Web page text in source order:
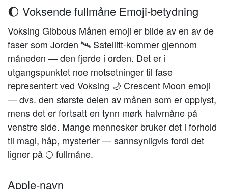
🌔 Voksende fullmåne Emoji-betydning
Voksing Gibbous Månen emoji er bilde av en av de
faser som Jorden 🛰️ Satellitt-kommer gjennom
måneden — den fjerde i orden. Det er i
utgangspunktet noe motsetninger til fase
representert ved Voksing 🌙 Crescent Moon emoji
— dvs. den største delen av månen som er opplyst,
mens det er fortsatt en tynn mørk halvmåne på
venstre side. Mange mennesker bruker det i forhold
til magi, håp, mysterier — sannsynligvis fordi det
ligner på 🌕 fullmåne.
Apple-navn